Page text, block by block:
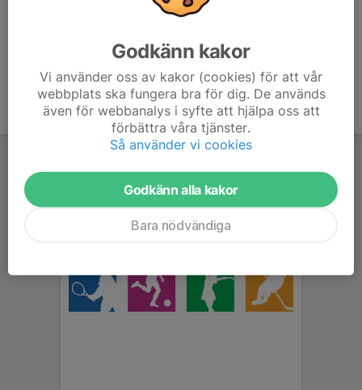
Godkänn kakor
Vi använder oss av kakor (cookies) för att vår
webbplats ska fungera bra för dig. De används
även för webbanalys i syfte att hjälpa oss att
förbättra våra tjänster.
Så använder vi cookies
Godkänn alla kakor
Bara nödvändiga